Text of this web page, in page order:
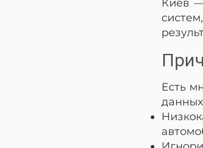
Киев
Есть